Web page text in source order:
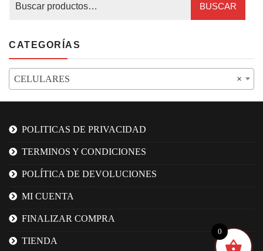
BUSCAR
CATEGORÍAS
×
CELULARES
POLITICAS DE PRIVACIDAD
TERMINOS Y CONDICIONES
POLÍTICA DE DEVOLUCIONES
MI CUENTA
FINALIZAR COMPRA
TIENDA
0